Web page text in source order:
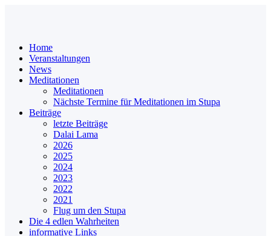
Home
Veranstaltungen
News
Meditationen
Meditationen
Nächste Termine für Meditationen im Stupa
Beiträge
letzte Beiträge
Dalai Lama
2026
2025
2024
2023
2022
2021
Flug um den Stupa
Die 4 edlen Wahrheiten
informative Links